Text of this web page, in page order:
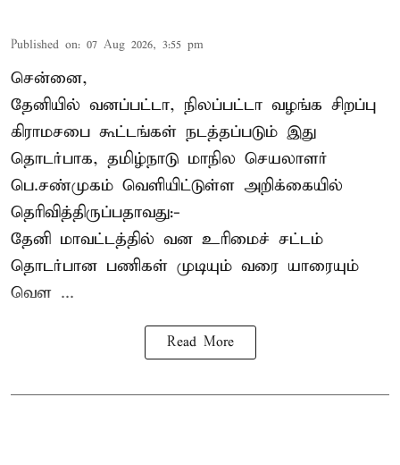
Published on: 07 Aug 2026, 3:55 pm
சென்னை,
தேனியில் வனப்பட்டா, நிலப்பட்டா வழங்க சிறப்பு
கிராமசபை கூட்டங்கள் நடத்தப்படும் இது
தொடர்பாக, தமிழ்நாடு மாநில செயலாளர்
பெ.சண்முகம் வெளியிட்டுள்ள அறிக்கையில்
தெரிவித்திருப்பதாவது:-
தேனி மாவட்டத்தில் வன உரிமைச் சட்டம்
தொடர்பான பணிகள் முடியும் வரை யாரையும்
வெள ...
Read More